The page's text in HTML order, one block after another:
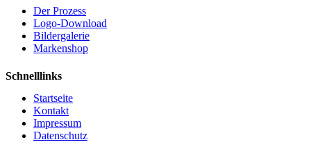
Der Prozess
Logo-Download
Bildergalerie
Markenshop
Schnelllinks
Startseite
Kontakt
Impressum
Datenschutz